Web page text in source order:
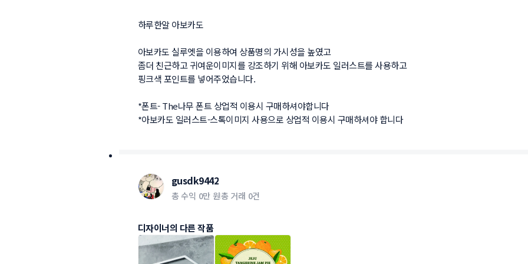
하루한알 아보카도
아보카도 실루엣을 이용하여 상품명의 가시성을 높였고
좀더 친근하고 귀여운이미지를 강조하기 위해 아보카도 일러스트를 사용하고
핑크색 포인트를 넣어주었습니다.
*폰트- The나무 폰트 상업적 이용시 구매하셔야합니다
*아보카도 일러스트-스톡이미지 사용으로 상업적 이용시 구매하셔야 합니다
gusdk9442
총 수익 0만 원총 거래 0건
디자이너의 다른 작품